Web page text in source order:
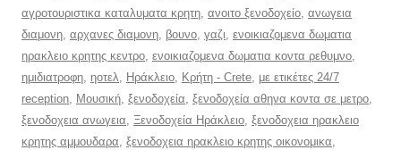
αγροτουριστικα καταλυματα κρητη, ανοιτο ξενοδοχείο, ανωγεια
διαμονη, αρχανες διαμονη, βουνο, γαζι, ενοικιαζομενα δωματια
ηρακλειο κρητης κεντρο, ενοικιαζομενα δωματια κοντα ρεθυμνο,
ημιδιατροφη, ηοτελ, Ηράκλειο, Κρήτη - Crete, με ετικέτες 24/7
reception, Μουσική, ξενοδοχεία, ξενοδοχεία αθηνα κοντα σε μετρο,
ξενοδοχεια ανωγεια, Ξενοδοχεία Ηράκλειο, ξενοδοχεια ηρακλειο
κρητης αμμουδαρα, ξενοδοχεια ηρακλειο κρητης οικονομικα,